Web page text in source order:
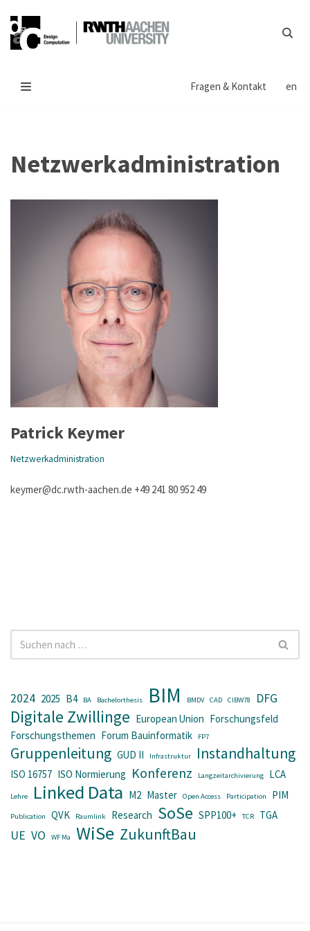
Zum
Inhalt
Fragen & Kontakt
en
Netzwerkadministration
Patrick Keymer
Netzwerkadministration
keymer@dc.rwth-aachen.de +49 241 80 952 49
2024 2025 B4 BA Bachelorthesis BIM BMDV CAD CIBW78 DFG
Digitale Zwillinge European Union Forschungsfeld
Forschungsthemen Forum Bauinformatik FP7
Gruppenleitung GUD II Infrastruktur Instandhaltung
ISO 16757 ISO Normierung Konferenz Langzeitarchivierung LCA
Lehre Linked Data M2 Master Open Access Participation PIM
Publication QVK Raumlink Research SoSe SPP100+ TCR TGA
UE VO WF Ma WiSe ZukunftBau